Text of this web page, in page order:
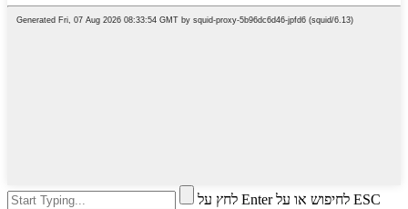
לחץ על Enter לחיפוש או על ESC